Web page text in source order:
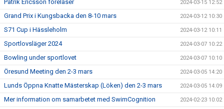
Patrik Ericsson föreläser 2024-03-15 12:52
Grand Prix i Kungsbacka den 8-10 mars 2024-03-12 10:30
S71 Cup i Hässleholm 2024-03-12 10:11
Sportlovsläger 2024 2024-03-07 10:22
Bowling under sportlovet 2024-03-07 10:10
Öresund Meeting den 2-3 mars 2024-03-05 14:20
Lunds Öppna Knatte Mästerskap (Löken) den 2-3 mars 2024-03-05 14:09
Mer information om samarbetet med SwimCognition 2024-02-23 10:02